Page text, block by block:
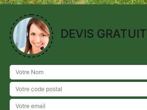
DEVIS GRATUIT